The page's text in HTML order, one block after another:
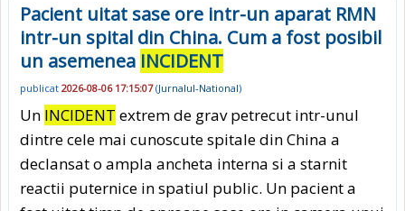
Pacient uitat sase ore intr-un aparat RMN
intr-un spital din China. Cum a fost posibil
un asemenea INCIDENT
publicat 2026-08-06 17:15:07(Jurnalul-National)
Un INCIDENT extrem de grav petrecut intr-unul
dintre cele mai cunoscute spitale din China a
declansat o ampla ancheta interna si a starnit
reactii puternice in spatiul public. Un pacient a